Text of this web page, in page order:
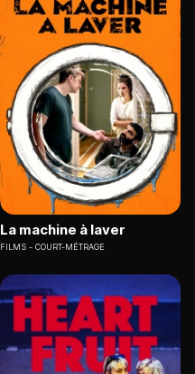
La machine à laver
FILMS COURT-MÉTRAGE